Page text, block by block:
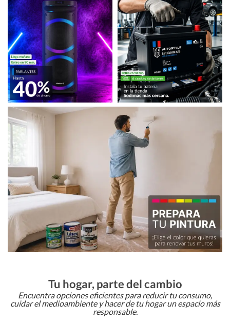
Tu hogar, parte del cambio
Encuentra opciones eficientes para reducir tu consumo,
cuidar el medioambiente y hacer de tu hogar un espacio más
responsable.